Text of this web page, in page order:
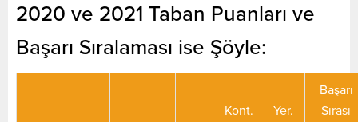
2020 ve 2021 Taban Puanları ve
Başarı Sıralaması ise Şöyle:
Kont.
Yer.
Başarı
Sırası